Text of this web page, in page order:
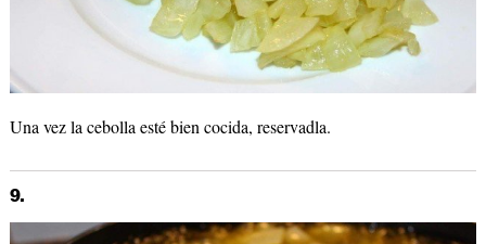
Una vez la cebolla esté bien cocida, reservadla.
9.